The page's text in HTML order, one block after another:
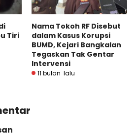
Tiri
Nama Tokoh RF Disebut
dalam Kasus Korupsi
BUMD, Kejari Bangkalan
Tegaskan Tak Gentar
Intervensi
11 bulan lalu